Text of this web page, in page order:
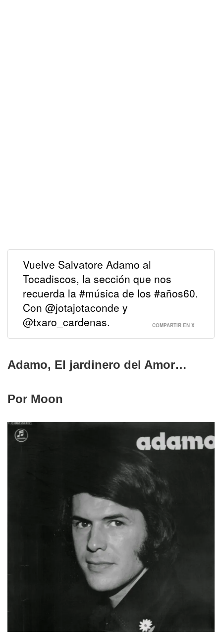
Vuelve Salvatore Adamo al
Tocadiscos, la sección que nos
recuerda la #música de los #años60.
Con @jotajotaconde y
@txaro_cardenas.
COMPARTIR EN X
Adamo, El jardinero del Amor…
Por Moon